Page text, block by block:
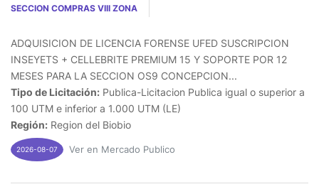
SECCION COMPRAS VIII ZONA
ADQUISICION DE LICENCIA FORENSE UFED SUSCRIPCION
INSEYETS + CELLEBRITE PREMIUM 15 Y SOPORTE POR 12
MESES PARA LA SECCION OS9 CONCEPCION...
Tipo de Licitación: Publica-Licitacion Publica igual o superior a
100 UTM e inferior a 1.000 UTM (LE)
Región: Region del Biobio
2026-08-07 Ver en Mercado Publico